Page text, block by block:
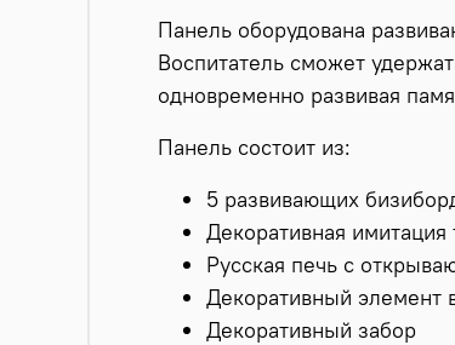
Панель оборудована
Воспитатель сможет
одновременно развивая
Панель состоит из:
5 развивающих
Декоративная имитация
Русская печь с
Декоративный элемент
Декоративный забор